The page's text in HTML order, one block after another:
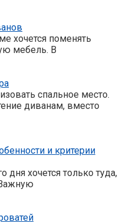
хочется поменять
мебель. В
спальное место.
диванам, вместо
и критерии
дня хочется только туда,